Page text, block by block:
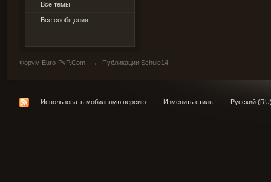
Все темы
Все сообщения
Форум Euro-PvP.Com → Публикации Schule14
Использовать мобильную версию Изменить стиль Русский